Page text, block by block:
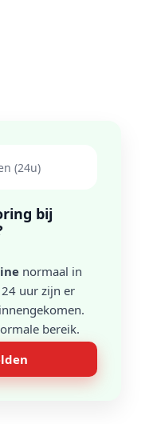
(24u)
bij
normaal in
uur zijn er
bereik.